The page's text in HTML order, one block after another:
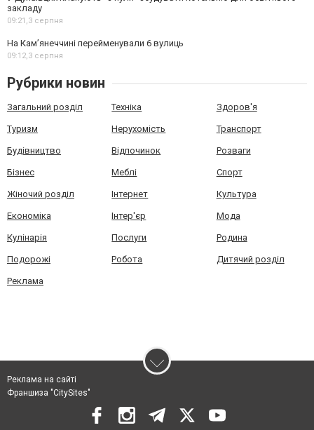
закладу
09:21,3 серпня
На Камʼянеччині перейменували 6 вулиць
09:12,3 серпня
Рубрики новин
Загальний розділ Техніка Здоров'я
Туризм Нерухомість Транспорт
Будівництво Відпочинок Розваги
Бізнес Меблі Спорт
Жіночий розділ Інтернет Культура
Економіка Інтер'єр Мода
Кулінарія Послуги Родина
Подорожі Робота Дитячий розділ
Реклама
Реклама на сайті
Франшиза "CitySites"